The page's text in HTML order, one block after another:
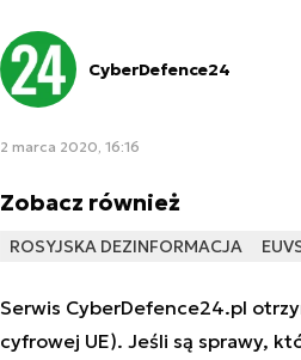
CyberDefence24
2 marca 2020, 16:16
Zobacz również
ROSYJSKA DEZINFORMACJA
Serwis CyberDefence24.pl
cyfrowej UE). Jeśli są sprawy,